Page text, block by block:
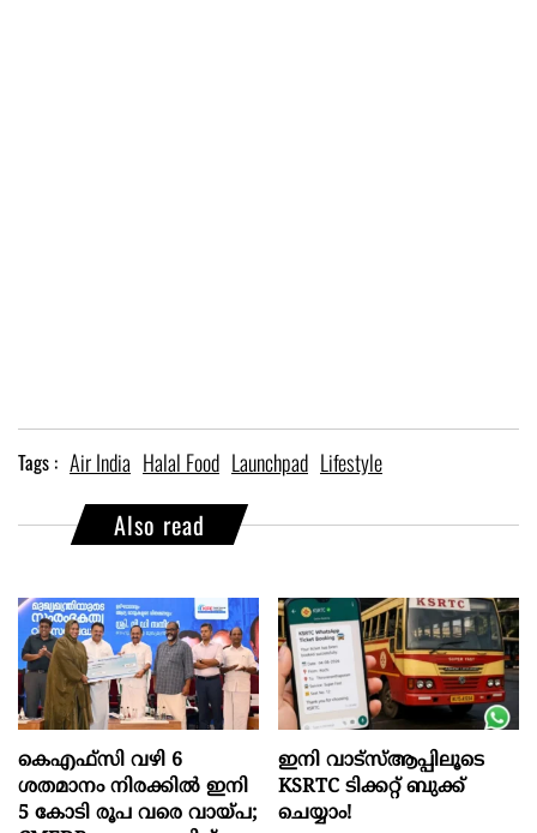
Tags : Air India Halal Food Launchpad Lifestyle
Also read
കെഎഫ്സി വഴി 6
ശതമാനം നിരക്കിൽ ഇനി
5 കോടി രൂപ വരെ വായ്പ;
ഇനി വാട്‌സ്ആപ്പിലൂടെ
KSRTC ടിക്കറ്റ് ബുക്ക്
ചെയ്യാം!